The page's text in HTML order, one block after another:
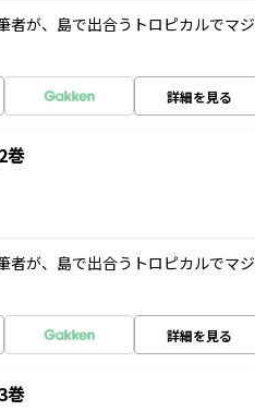
者が、島で出合うトロピカルでマジ
詳細を見る
巻
者が、島で出合うトロピカルでマジ
詳細を見る
巻